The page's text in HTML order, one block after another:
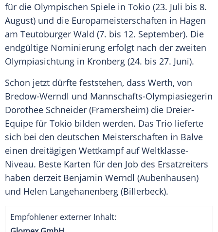
für die Olympischen Spiele in Tokio (23. Juli bis 8.
August) und die Europameisterschaften in Hagen
am Teutoburger Wald (7. bis 12. September). Die
endgültige Nominierung erfolgt nach der zweiten
Olympiasichtung in Kronberg (24. bis 27. Juni).
Schon jetzt dürfte feststehen, dass Werth, von
Bredow-Werndl und Mannschafts-Olympiasiegerin
Dorothee Schneider (Framersheim) die Dreier-
Equipe für Tokio bilden werden. Das Trio lieferte
sich bei den deutschen Meisterschaften in Balve
einen dreitägigen Wettkampf auf Weltklasse-
Niveau. Beste Karten für den Job des Ersatzreiters
haben derzeit Benjamin Werndl (Aubenhausen)
und Helen Langehanenberg (Billerbeck).
Empfohlener externer Inhalt: